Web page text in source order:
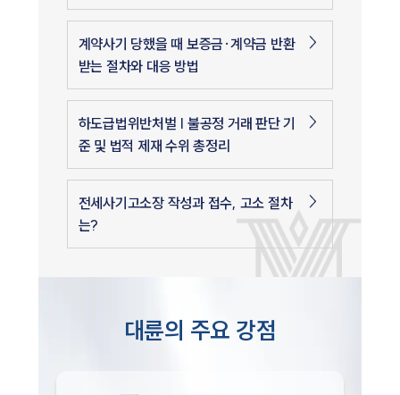
계약사기 당했을 때 보증금·계약금 반환
받는 절차와 대응 방법
하도급법위반처벌 | 불공정 거래 판단 기
준 및 법적 제재 수위 총정리
전세사기고소장 작성과 접수, 고소 절차
는?
대륜의 주요 강점